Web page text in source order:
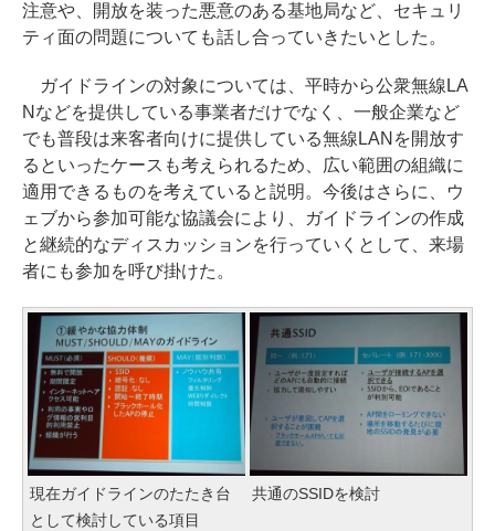
注意や、開放を装った悪意のある基地局など、セキュリ
ティ面の問題についても話し合っていきたいとした。
ガイドラインの対象については、平時から公衆無線LA
Nなどを提供している事業者だけでなく、一般企業など
でも普段は来客者向けに提供している無線LANを開放す
るといったケースも考えられるため、広い範囲の組織に
適用できるものを考えていると説明。今後はさらに、ウ
ェブから参加可能な協議会により、ガイドラインの作成
と継続的なディスカッションを行っていくとして、来場
者にも参加を呼び掛けた。
現在ガイドラインのたたき台
として検討している項目
共通のSSIDを検討